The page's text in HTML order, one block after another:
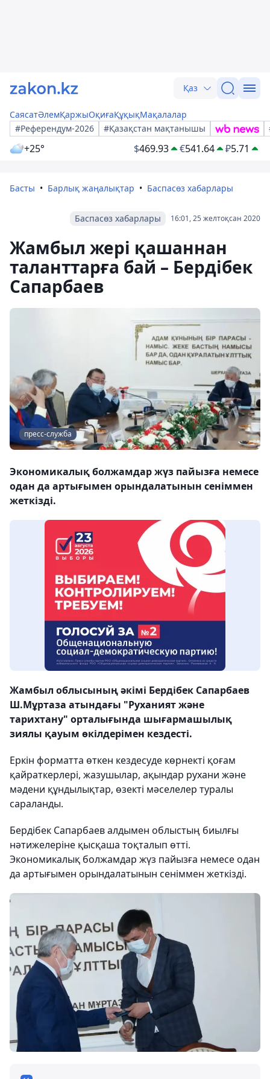
Қаз
СаясатӘлемҚаржыОқиғаҚұқықМақалалар
#Референдум-2026
#Қазақстан мақтанышы
+25° $469.93 €541.64 ₽5.71
Басты Барлық жаңалықтар Баспасөз хабарлары
16:01, 25 желтоқсан 2020
Баспасөз хабарлары
Жамбыл жері қашаннан
таланттарға бай – Бердібек
Сапарбаев
пресс-служба
Экономикалық болжамдар жүз пайызға немесе
одан да артығымен орындалатынын сеніммен
жеткізді.
Жамбыл облысының әкімі Бердібек Сапарбаев
Ш.Мұртаза атындағы "Руханият және
тарихтану" орталығында шығармашылық
зиялы қауым өкілдерімен кездесті.
Еркін форматта өткен кездесуде көрнекті қоғам
қайраткерлері, жазушылар, ақындар рухани және
мәдени құндылықтар, өзекті мәселелер туралы
сараланды.
Бердібек Сапарбаев алдымен облыстың биылғы
нәтижелеріне қысқаша тоқталып өтті.
Экономикалық болжамдар жүз пайызға немесе одан
да артығымен орындалатынын сеніммен жеткізді.